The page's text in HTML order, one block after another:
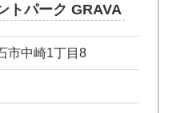
トパーク GRAVA
市中崎1丁目8